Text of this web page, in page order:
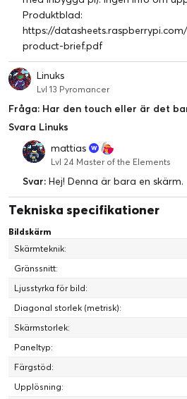
Ge ditt rum en utsikt
Oavsett om den är VESA-monterad,
din hemdator.
Produktblad:
https://
product-brief.pdf
Linuks
Lvl 13 Pyromancer
Fråga: Har den touch eller är det
Svara Linuks
mattias
Lvl 24 Master of the Elements
Svar: Hej! Denna är bara en skärm.
Tekniska specifikationer
Bildskärm
Skärmteknik:
Gränssnitt:
Ljusstyrka för bild:
Diagonal storlek (metrisk):
Skärmstorlek:
Paneltyp:
Färgstöd:
Upplösning: